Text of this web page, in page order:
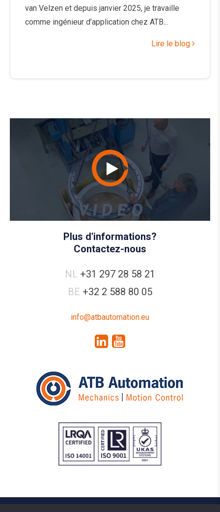
van Velzen et depuis janvier 2025, je travaille
comme ingénieur d’application chez ATB...
Lire le blog
Plus d'informations?
Contactez-nous
NL +31 297 28 58 21
BE +32 2 588 80 05
info@atbautomation.eu